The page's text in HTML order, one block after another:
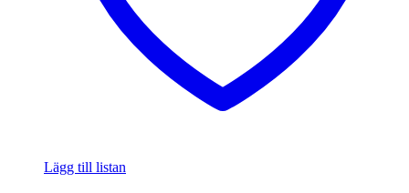
Lägg till listan